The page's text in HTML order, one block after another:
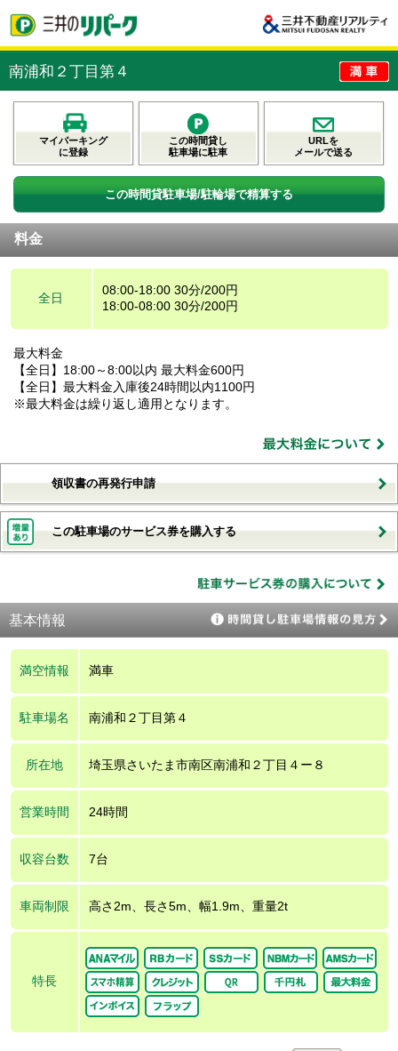
南浦和２丁目第４
マイパーキング
に登録
この時間貸し
駐車場に駐車
URLを
メールで送る
この時間貸駐車場/駐輪場で精算する
料金
全日
08:00-18:00 30分/200円
18:00-08:00 30分/200円
最大料金
【全日】18:00～8:00以内 最大料金600円
【全日】最大料金入庫後24時間以内1100円
※最大料金は繰り返し適用となります。
領収書の再発行申請
この駐車場のサービス券を購入する
基本情報
満空情報 満車
駐車場名 南浦和２丁目第４
所在地 埼玉県さいたま市南区南浦和２丁目４ー８
営業時間 24時間
収容台数 7台
車両制限 高さ2m、長さ5m、幅1.9m、重量2t
特長